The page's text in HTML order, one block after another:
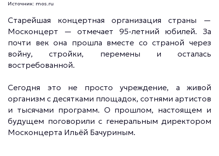
Молодёжь Москвы профессиональная
Молодёжь Москвы туристическая
Все новости
Источник: mos.ru
Старейшая концертная организация страны —
Москонцерт — отмечает 95-летний юбилей. За
почти век она прошла вместе со страной через
войну, стройки, перемены и осталась
востребованной.
Сегодня это не просто учреждение, а живой
организм с десятками площадок, сотнями артистов
и тысячами программ. О прошлом, настоящем и
будущем поговорили с генеральным директором
Москонцерта Ильёй Бачуриным.